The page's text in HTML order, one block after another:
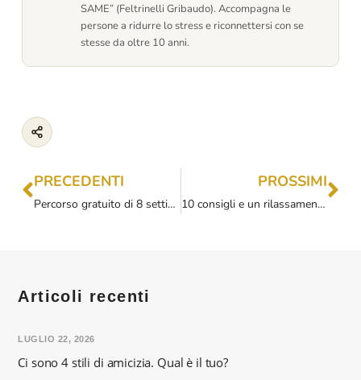
SAME” (Feltrinelli Gribaudo). Accompagna le
persone a ridurre lo stress e riconnettersi con se
stesse da oltre 10 anni.
PRECEDENTI
Percorso gratuito di 8 settimane: tu e gli 8 rami di Patanjali- MESE 2
PROSSIMI
10 consigli e un rilassamento guidato per addormentarsi prima
Articoli recenti
Ci sono 4 stili di amicizia. Qual è il tuo?
LUGLIO 22, 2026